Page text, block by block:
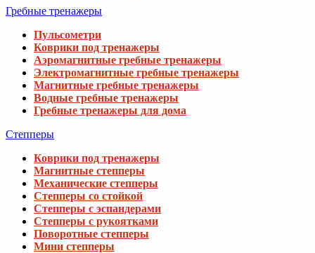
Гребные тренажеры
Пульсометри
Коврики под тренажеры
Аэромагнитные гребные тренажеры
Электромагнитные гребные тренажеры
Магнитные гребные тренажеры
Водные гребные тренажеры
Гребные тренажеры для дома
Степперы
Коврики под тренажеры
Магнитные степперы
Механические степперы
Степперы со стойкой
Степперы с эспандерами
Степперы с рукоятками
Поворотные степперы
Мини степперы